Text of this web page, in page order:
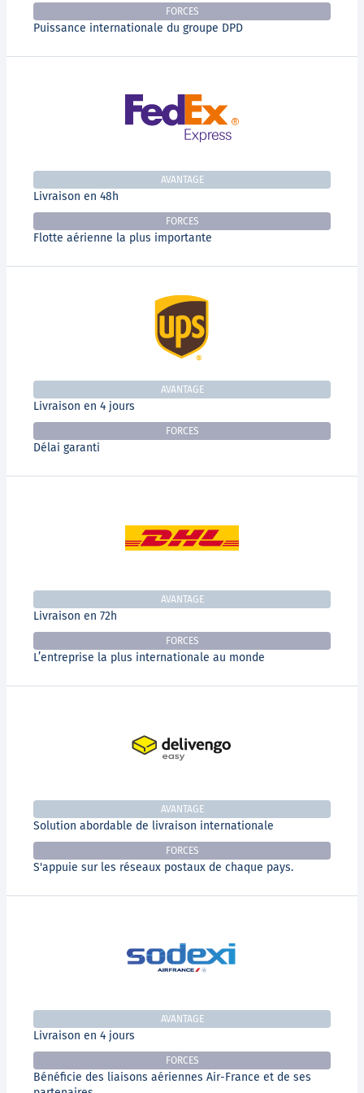
FORCES
Puissance internationale du groupe DPD
AVANTAGE
Livraison en 48h
FORCES
Flotte aérienne la plus importante
AVANTAGE
Livraison en 4 jours
FORCES
Délai garanti
AVANTAGE
Livraison en 72h
FORCES
L’entreprise la plus internationale au monde
AVANTAGE
Solution abordable de livraison internationale
FORCES
S'appuie sur les réseaux postaux de chaque pays.
AVANTAGE
Livraison en 4 jours
FORCES
Bénéficie des liaisons aériennes Air-France et de ses